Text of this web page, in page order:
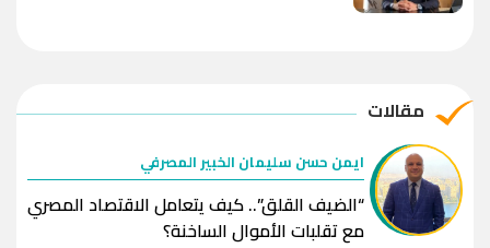
مقالات
ايمن حسن سليمان الخبير المصرفي
“الضيف القلق”.. كيف يتعامل الاقتصاد المصري
مع تقلبات الأموال الساخنة؟